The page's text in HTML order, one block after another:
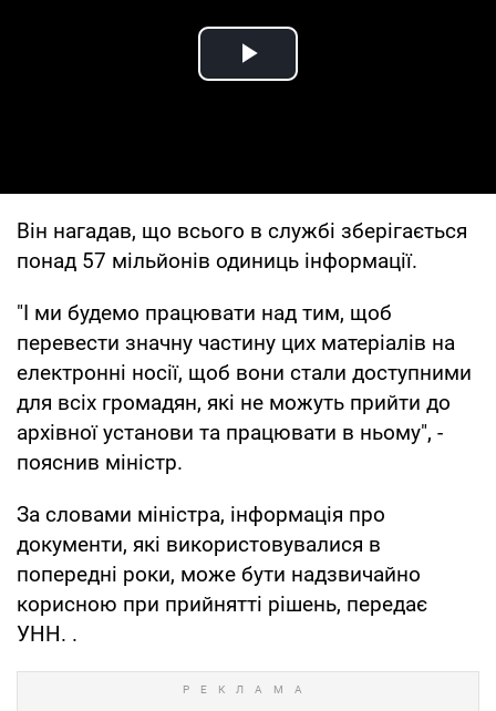
Play Video
Він нагадав, що всього в службі зберігається
понад 57 мільйонів одиниць інформації.
"І ми будемо працювати над тим, щоб
перевести значну частину цих матеріалів на
електронні носії, щоб вони стали доступними
для всіх громадян, які не можуть прийти до
архівної установи та працювати в ньому", -
пояснив міністр.
За словами міністра, інформація про
документи, які використовувалися в
попередні роки, може бути надзвичайно
корисною при прийнятті рішень, передає
УНН. .